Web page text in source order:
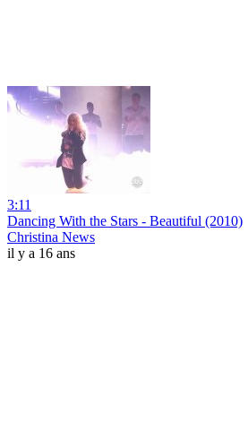
3:11
Dancing With the Stars - Beautiful (2010)
Christina News
il y a 16 ans